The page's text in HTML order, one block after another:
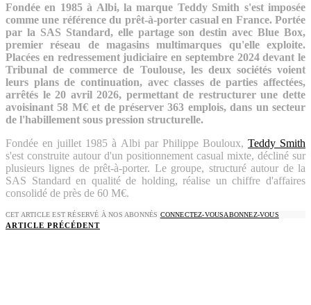
Fondée en 1985 à Albi, la marque Teddy Smith s'est imposée
comme une référence du prêt-à-porter casual en France. Portée
par la SAS Standard, elle partage son destin avec Blue Box,
premier réseau de magasins multimarques qu'elle exploite.
Placées en redressement judiciaire en septembre 2024 devant le
Tribunal de commerce de Toulouse, les deux sociétés voient
leurs plans de continuation, avec classes de parties affectées,
arrêtés le 20 avril 2026, permettant de restructurer une dette
avoisinant 58 M€ et de préserver 363 emplois, dans un secteur
de l'habillement sous pression structurelle.
Fondée en juillet 1985 à Albi par Philippe Bouloux, Teddy Smith
s'est construite autour d'un positionnement casual mixte, décliné sur
plusieurs lignes de prêt-à-porter. Le groupe, structuré autour de la
SAS Standard en qualité de holding, réalise un chiffre d'affaires
consolidé de près de 60 M€.
CET ARTICLE EST RÉSERVÉ À NOS ABONNÉS CONNECTEZ-VOUSABONNEZ-VOUS
ARTICLE PRÉCÉDENT